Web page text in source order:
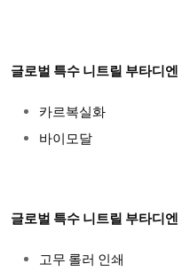
글로벌 특수 니트릴 부타디엔
카르복실화
바이모달
글로벌 특수 니트릴 부타디
고무 롤러 인쇄